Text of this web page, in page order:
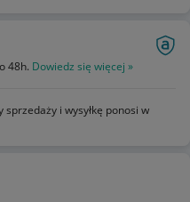
48h. Dowiedz się więcej »
i wysyłkę ponosi w